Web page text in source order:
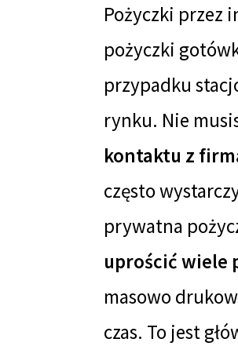
Pożyczki przez
pożyczki
przypadku
rynku. Nie
kontaktu z
często
prywatna
uprościć wiele
masowo
czas. To jest